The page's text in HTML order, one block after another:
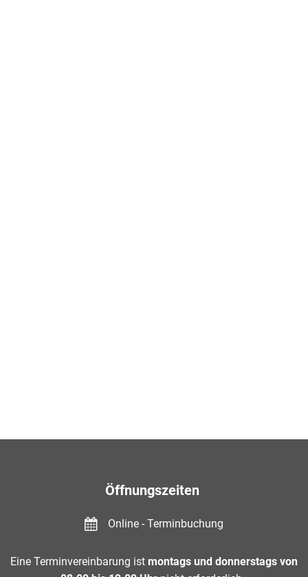
Öffnungszeiten
Online - Terminbuchung
Eine Terminvereinbarung ist montags und donnerstags von